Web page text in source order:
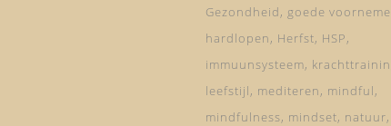
Gezondheid
goede
hardlopen
Herfst HSP
immuunsysteem
leefstijl
mediteren
mindful
mindfulness mindset natuur